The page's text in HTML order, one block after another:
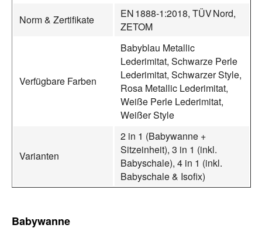
Norm & Zertifikate
EN 1888‑1:2018, TÜV Nord,
ZETOM
Verfügbare Farben
Babyblau Metallic
Lederimitat, Schwarze Perle
Lederimitat, Schwarzer Style,
Rosa Metallic Lederimitat,
Weiße Perle Lederimitat,
Weißer Style
Varianten
2 in 1 (Babywanne +
Sitzeinheit), 3 in 1 (inkl.
Babyschale), 4 in 1 (inkl.
Babyschale & Isofix)
Babywanne